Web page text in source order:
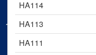
HA114
HA113
HA111